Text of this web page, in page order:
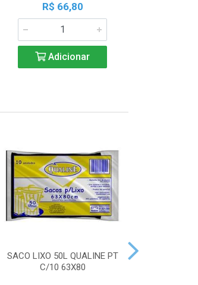
R$ 66,80
Adicionar
SACO LIXO 50L QUALINE PT
C/10 63X80